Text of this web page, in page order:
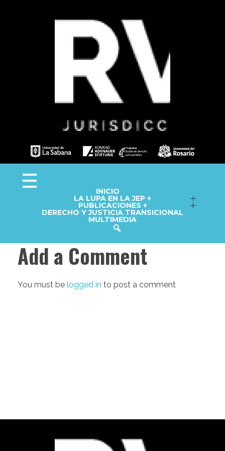
INICIO
LA LUPA EN LA JEP +
Seguimiento a macrocasos
Fichas técnicas
Cápsulas informativas
PUBLICACIONES +
Informes del Observatorio
Repositorio
DERECHO Y JUSTICIA TRANSICIONAL
MULTIMEDIA
Add a Comment
You must be logged in to post a comment